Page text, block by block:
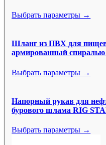
Выбрать параметры →
Шланг из ПВХ для
армированный
Выбрать параметры →
Напорный рукав для
бурового шлама RIG
Выбрать параметры →